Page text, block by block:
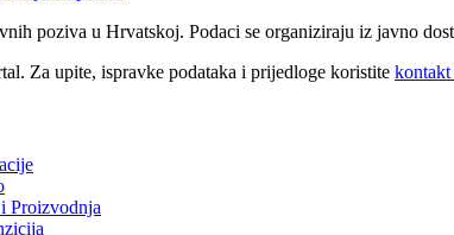
poziva u Hrvatskoj. Podaci se organiziraju iz javno
Za upite, ispravke podataka i prijedloge koristite kontakt
Proizvodnja